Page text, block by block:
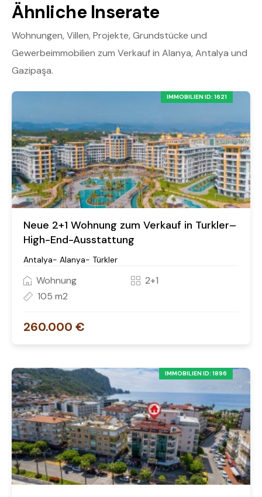
Ähnliche Inserate
Wohnungen, Villen, Projekte, Grundstücke und
Gewerbeimmobilien zum Verkauf in Alanya, Antalya und
Gazipaşa.
IMMOBILIEN ID: 1621
Neue 2+1 Wohnung zum Verkauf in Turkler–
High-End-Ausstattung
Antalya- Alanya- Türkler
Wohnung
2+1
105 m2
260.000 €
IMMOBILIEN ID: 1896